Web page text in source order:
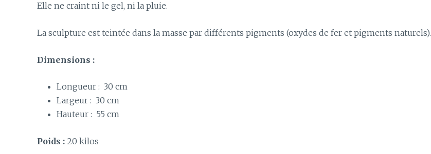
Elle ne craint ni le gel, ni la pluie.
La sculpture est teintée dans la masse par différents pigments (oxydes de fer et pigments naturels).
Dimensions :
Longueur : 30 cm
Largeur : 30 cm
Hauteur : 55 cm
Poids : 20 kilos